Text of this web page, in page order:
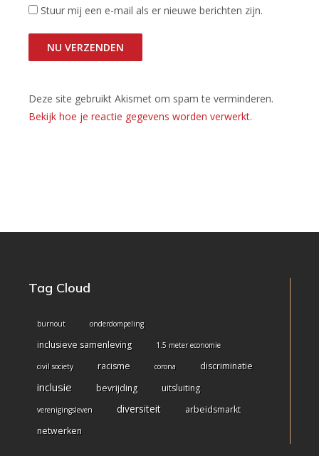
Stuur mij een e-mail als er nieuwe berichten zijn.
Deze site gebruikt Akismet om spam te verminderen.
Bekijk hoe je reactie gegevens worden verwerkt.
Tag Cloud
burnout onderdompeling
inclusieve samenleving 1.5 meter economie
civil society racisme corona discriminatie
inclusie bevrijding uitsluiting
verenigingsleven diversiteit
arbeidsmarkt
netwerken